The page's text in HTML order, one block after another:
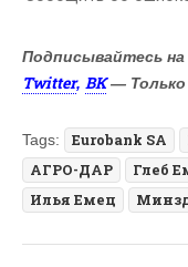
Подписывайтесь
Twitter, ВК — Только
Tags: Eurobank SA
АГРО-ДАР
Глеб
Илья Емец